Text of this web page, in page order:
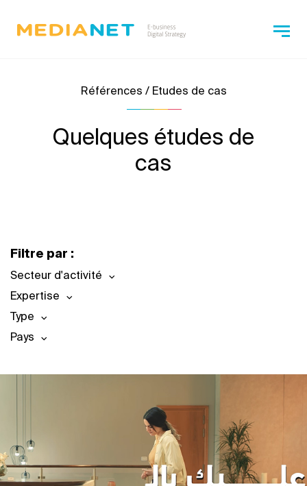
Références / Etudes de cas
Quelques études de
cas
Filtre par :
Secteur d'activité
Expertise
Type
Pays